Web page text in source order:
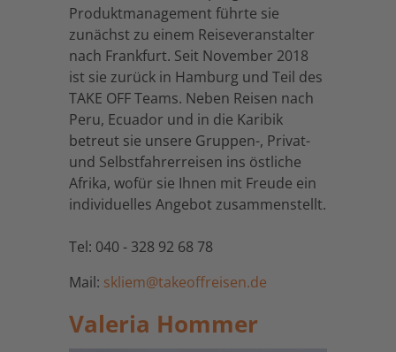
Produktmanagement führte sie
zunächst zu einem Reiseveranstalter
nach Frankfurt. Seit November 2018
ist sie zurück in Hamburg und Teil des
TAKE OFF Teams. Neben Reisen nach
Peru, Ecuador und in die Karibik
betreut sie unsere Gruppen-, Privat-
und Selbstfahrerreisen ins östliche
Afrika, wofür sie Ihnen mit Freude ein
individuelles Angebot zusammenstellt.
Tel: 040 - 328 92 68 78
Mail: skliem@takeoffreisen.de
Valeria Hommer